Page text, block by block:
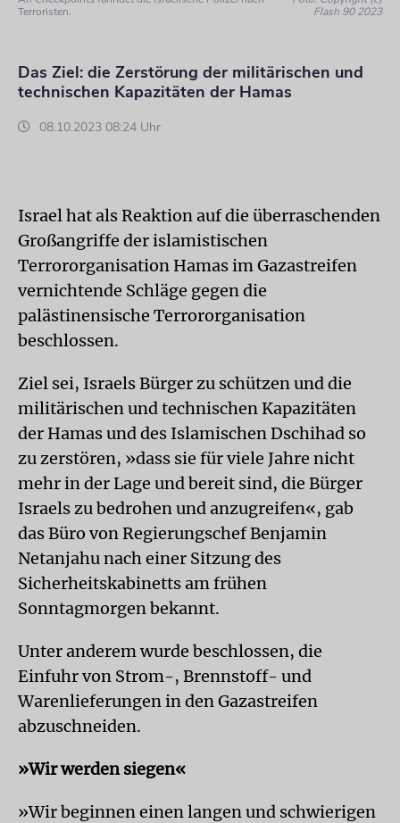
Terroristen.
Flash 90 2023
Das Ziel: die Zerstörung der militärischen und
technischen Kapazitäten der Hamas
08.10.2023 08:24 Uhr
Israel hat als Reaktion auf die überraschenden
Großangriffe der islamistischen
Terrororganisation Hamas im Gazastreifen
vernichtende Schläge gegen die
palästinensische Terrororganisation
beschlossen.
Ziel sei, Israels Bürger zu schützen und die
militärischen und technischen Kapazitäten
der Hamas und des Islamischen Dschihad so
zu zerstören, »dass sie für viele Jahre nicht
mehr in der Lage und bereit sind, die Bürger
Israels zu bedrohen und anzugreifen«, gab
das Büro von Regierungschef Benjamin
Netanjahu nach einer Sitzung des
Sicherheitskabinetts am frühen
Sonntagmorgen bekannt.
Unter anderem wurde beschlossen, die
Einfuhr von Strom-, Brennstoff- und
Warenlieferungen in den Gazastreifen
abzuschneiden.
»Wir werden siegen«
»Wir beginnen einen langen und schwierigen